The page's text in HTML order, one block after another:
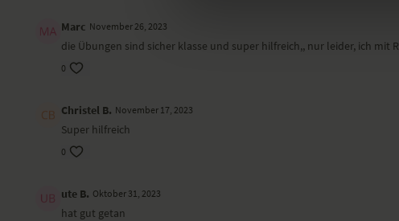
Marc November 26, 2023
die Übungen sind sicher klasse und super hilfreich,, nur leider, ich
0
Christel B. November 17, 2023
Super hilfreich
0
ute B. Oktober 31, 2023
hat gut getan